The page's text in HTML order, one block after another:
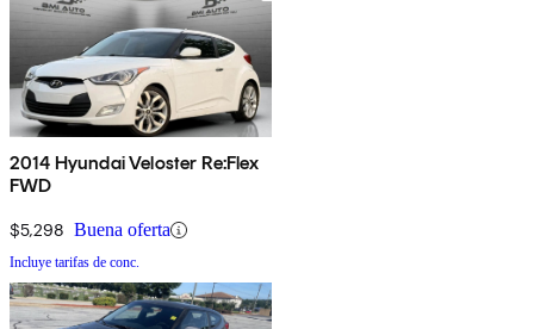
2014 Hyundai Veloster Re:Flex
FWD
$5,298 Buena oferta
Incluye tarifas de conc.